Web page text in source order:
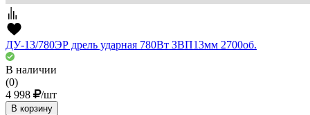
ДУ-13/780ЭР дрель ударная 780Вт ЗВП13мм 2700об.
В наличии
(0)
4 998
/шт
В корзину